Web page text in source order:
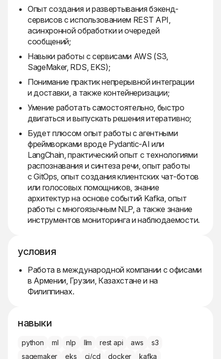
Опыт создания и развертывания бэкенд-
сервисов с использованием REST API,
асинхронной обработки и очередей
сообщений;
Навыки работы с сервисами AWS (S3,
SageMaker, RDS, EKS);
Понимание практик непрерывной интеграции
и доставки, а также контейнеризации;
Умение работать самостоятельно, быстро
двигаться и выпускать решения итеративно;
Будет плюсом опыт работы с агентными
фреймворками вроде Pydantic-AI или
LangChain, практический опыт с технологиями
распознавания и синтеза речи, опыт работы
с GitOps, опыт создания клиентских чат-ботов
или голосовых помощников, знание
архитектур на основе событий Kafka, опыт
работы с многоязычным NLP, а также знание
инструментов мониторинга и наблюдаемости.
условия
Работа в международной компании с офисами
в Армении, Грузии, Казахстане и на
Филиппинах.
навыки
python ml nlp llm rest api aws
s3
sagemaker
eks ci/cd docker kafka